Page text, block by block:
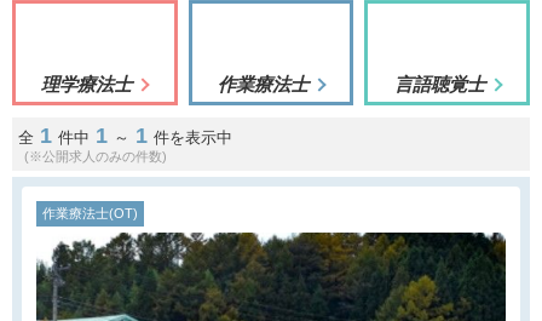
理学療法士 作業療法士 言語聴覚士
全 1 件中 1 ～ 1 件を表示中
(※公開求人のみの件数)
作業療法士(OT)